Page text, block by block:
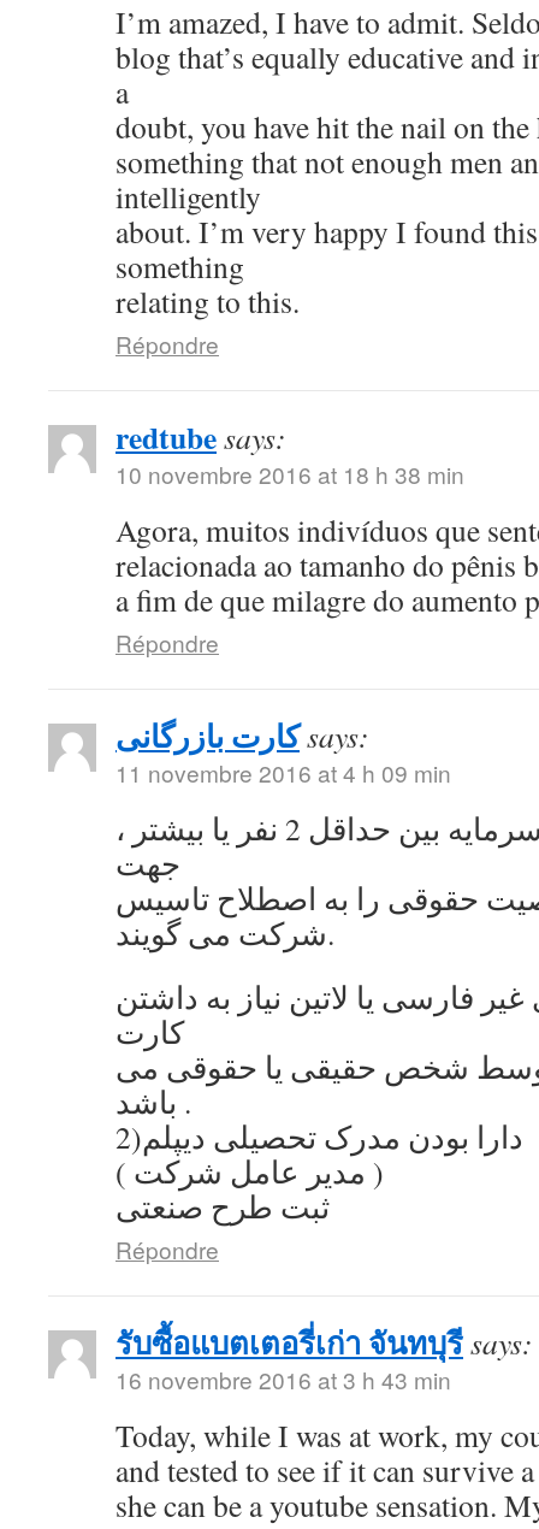
I’m amazed, I have to admit.
blog that’s equally educative and
a
doubt, you have hit the nail on the
something that not enough men
intelligently
about. I’m very happy I found
something
relating to this.
Répondre
redtubesays:
10 novembre 2016 at 18 h 38 min
Agora, muitos indivíduos que
relacionada ao tamanho do pênis
a fim de que milagre do aumento
Répondre
کارت بازرگانیsays:
11 novembre 2016 at 4 h 09 min
به اشتراک گذاشتن سرمایه بین حداقل 2 نفر یا بیشتر ،
جهت
حقوقی را به اصطلاح تاسیس
شرکت می گویند.
فارسی یا لاتین نیاز به داشتن
کارت
توسط شخص حقیقی یا حقوقی می
باشد .
2)دارا بودن مدرک تحصیلی دیپلم
( مدیر عامل شرکت )
ثبت طرح صنعتی
Répondre
รับซื้อแบตเตอรี่เก่า จันทบุรีsays:
16 novembre 2016 at 3 h 43 min
Today, while I was at work, my
and tested to see if it can survive
she can be a youtube sensation.